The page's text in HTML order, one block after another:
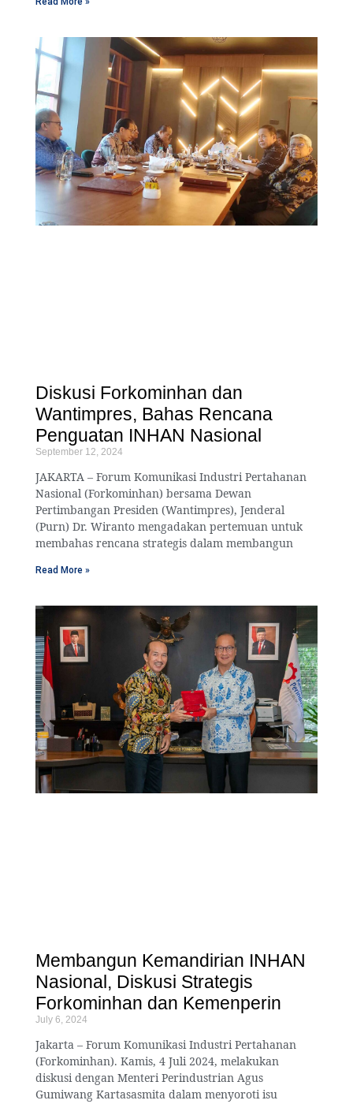
Diskusi Forkominhan dan
Wantimpres, Bahas Rencana
Penguatan INHAN Nasional
September 12, 2024
JAKARTA – Forum Komunikasi Industri Pertahanan
Nasional (Forkominhan) bersama Dewan
Pertimbangan Presiden (Wantimpres), Jenderal
(Purn) Dr. Wiranto mengadakan pertemuan untuk
membahas rencana strategis dalam membangun
Read More »
Membangun Kemandirian INHAN
Nasional, Diskusi Strategis
Forkominhan dan Kemenperin
July 6, 2024
Jakarta – Forum Komunikasi Industri Pertahanan
(Forkominhan). Kamis, 4 Juli 2024, melakukan
diskusi dengan Menteri Perindustrian Agus
Gumiwang Kartasasmita dalam menyoroti isu